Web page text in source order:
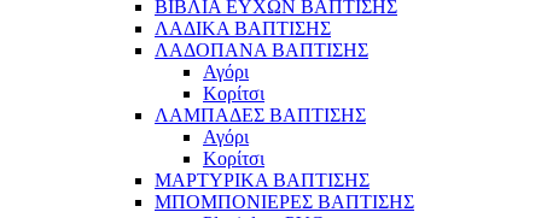
ΒΙΒΛΙΑ ΕΥΧΩΝ ΒΑΠΤΙΣΗΣ
ΛΑΔΙΚΑ ΒΑΠΤΙΣΗΣ
ΛΑΔΟΠΑΝΑ ΒΑΠΤΙΣΗΣ
Αγόρι
Κορίτσι
ΛΑΜΠΑΔΕΣ ΒΑΠΤΙΣΗΣ
Αγόρι
Κορίτσι
ΜΑΡΤΥΡΙΚΑ ΒΑΠΤΙΣΗΣ
ΜΠΟΜΠΟΝΙΕΡΕΣ ΒΑΠΤΙΣΗΣ